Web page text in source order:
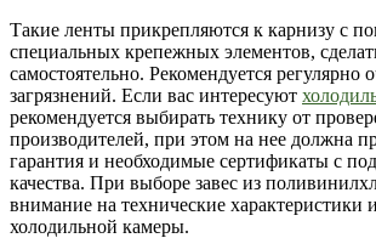
Такие ленты прикрепляются к карнизу с
специальных крепежных элементов,
самостоятельно. Рекомендуется регулярно
загрязнений. Если вас интересуют
рекомендуется выбирать технику от
производителей, при этом на нее должна
гарантия и необходимые сертификаты с
качества. При выборе завес из
внимание на технические характеристики
холодильной камеры.